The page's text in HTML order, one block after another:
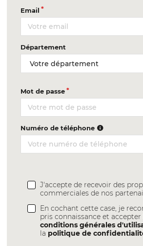
Email
Département
Mot de passe
Numéro de téléphone
J'accepte de recevoir des
commerciales de nos
En cochant cette case, je
pris connaissance et accepter
conditions générales
la politique de